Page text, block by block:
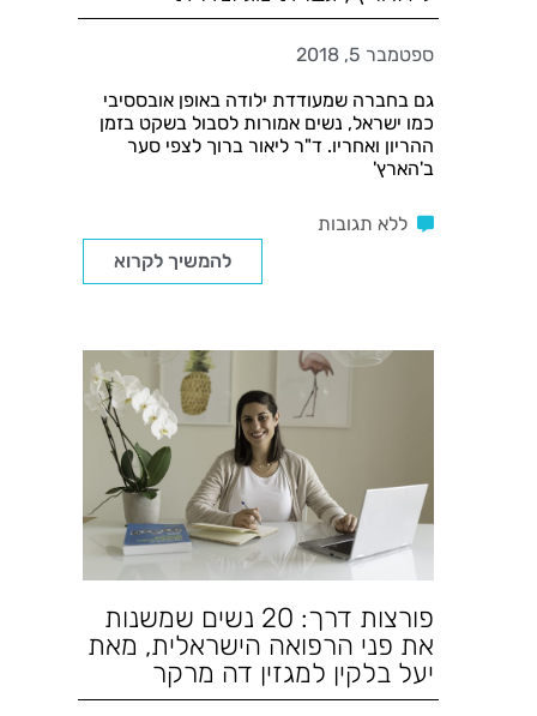
ספטמבר 5, 2018
גם בחברה שמעודדת ילודה באופן אובססיבי
כמו ישראל, נשים אמורות לסבול בשקט בזמן
ההריון ואחריו. ד"ר ליאור ברוך לצפי סער
ב'הארץ'
ללא תגובות
להמשיך לקרוא
פורצות דרך: 20 נשים שמשנות
את פני הרפואה הישראלית, מאת
יעל בלקין למגזין דה מרקר